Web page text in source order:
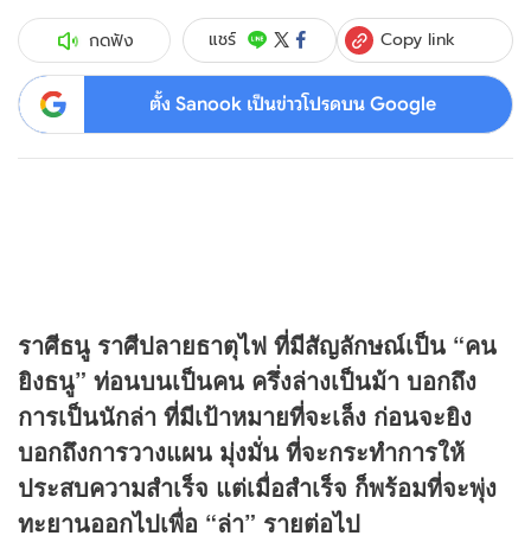
กดฟัง แชร์ Copy link
ตั้ง Sanook เป็นข่าวโปรดบน Google
ราศีธนู ราศีปลายธาตุไฟ ที่มีสัญลักษณ์เป็น “คน
ยิงธนู” ท่อนบนเป็นคน ครึ่งล่างเป็นม้า บอกถึง
การเป็นนักล่า ที่มีเป้าหมายที่จะเล็ง ก่อนจะยิง
บอกถึงการวางแผน มุ่งมั่น ที่จะกระทำการให้
ประสบความสำเร็จ แต่เมื่อสำเร็จ ก็พร้อมที่จะพุ่ง
ทะยานออกไปเพื่อ “ล่า” รายต่อไป